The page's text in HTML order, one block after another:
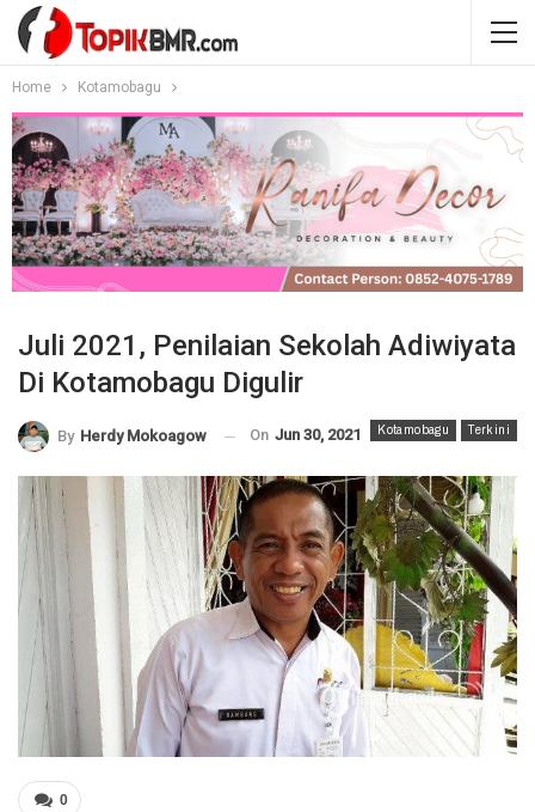
Home Kotamobagu
Juli 2021, Penilaian Sekolah Adiwiyata
Di Kotamobagu Digulir
Kotamobagu Terkini
By Herdy Mokoagow On Jun 30, 2021
0